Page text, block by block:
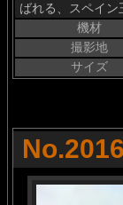
ばれる、スペイン
機材
撮影地
サイズ